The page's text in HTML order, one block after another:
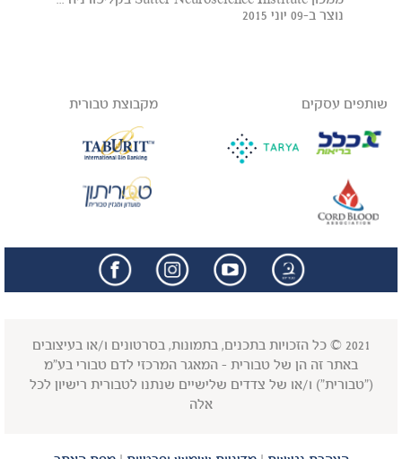
נוצר ב-09 יוני 2015
שותפים עסקים מקבוצת טבורית
2021 © כל הזכויות בתכנים, בתמונות, בסרטונים ו/או בעיצובים
באתר זה הן של טבורית - המאגר המרכזי לדם טבורי בע"מ
("טבורית") ו/או של צדדים שלישיים שנתנו לטבורית רישיון לכל
אלה